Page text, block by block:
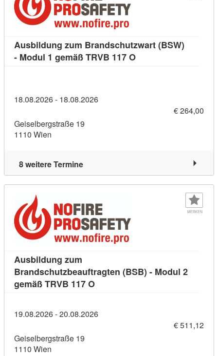
Ausbildung zum Brandschutzwart (BSW)
- Modul 1 gemäß TRVB 117 OKursdetail:
18.08.2026 - 18.08.2026
€ 264,00
Geiselbergstraße 19
1110 Wien
8 weitere Termine
MERKEN
Ausbildung zum
Brandschutzbeauftragten (BSB) - Modul 2
gemäß TRVB 117 OKursdetail: Ausbildung zum
19.08.2026 - 20.08.2026
€ 511,12
Geiselbergstraße 19
1110 Wien